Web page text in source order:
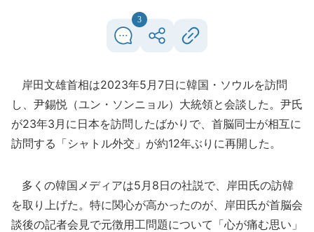
3
岸田文雄首相は2023年5月7日に韓国・ソウルを訪問
し、尹錫悦（ユン・ソンニョル）大統領と会談した。尹氏
が23年3月に日本を訪問したばかりで、首脳同士が相互に
訪問する「シャトル外交」が約12年ぶりに再開した。
多くの韓国メディアは5月8日の社説で、岸田氏の訪韓
を取り上げた。特に関心が高かったのが、岸田氏が首脳会
談後の記者会見で元徴用工問題について「心が痛む思い」